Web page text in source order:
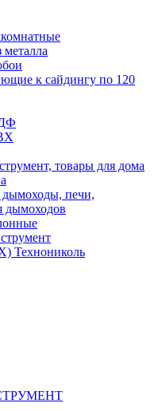
к сайдингу по 120
товары для дома
печи,
дымоходов
Технониколь